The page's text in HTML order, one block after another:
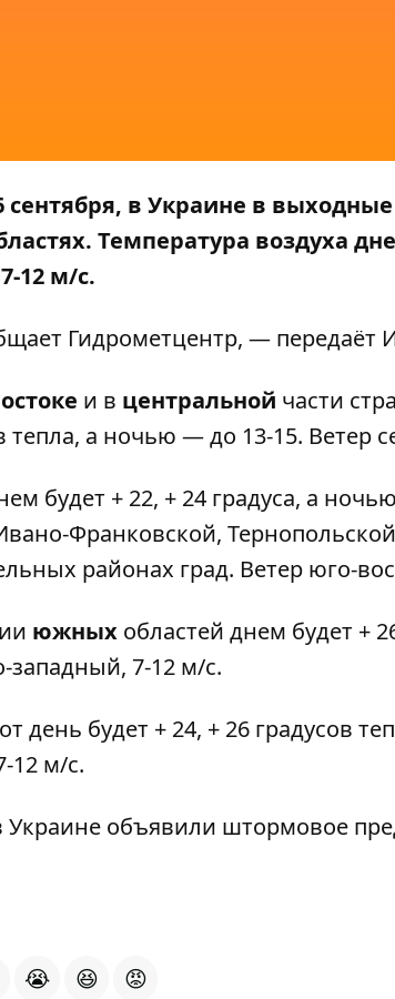
сентября, в Украине в
Температура воздуха
12 м/с.
Гидрометцентр, — передаёт
и в центральной части
тепла, а ночью — до 13-15. Ветер
будет + 22, + 24 градуса, а
Франковской,
районах град. Ветер юго-
южных областей днем будет +
западный, 7-12 м/с.
день будет + 24, + 26 градусов
12 м/с.
объявили штормовое
😭 😆 😡